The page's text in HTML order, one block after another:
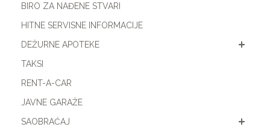
BIRO ZA NAĐENE STVARI
HITNE SERVISNE INFORMACIJE
DEŽURNE APOTEKE
TAKSI
RENT-A-CAR
JAVNE GARAŽE
SAOBRAĆAJ